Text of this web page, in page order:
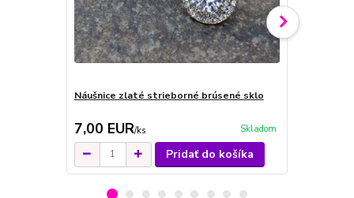
Náušnice zlaté strieborné brúsené sklo
7,00 EUR/ks Skladom
Pridať do košíka